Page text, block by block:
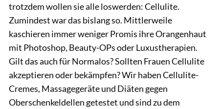
trotzdem wollen sie alle loswerden: Cellulite.
Zumindest war das bislang so. Mittlerweile
kaschieren immer weniger Promis ihre Orangenhaut
mit Photoshop, Beauty-OPs oder Luxustherapien.
Gilt das auch für Normalos? Sollten Frauen Cellulite
akzeptieren oder bekämpfen? Wir haben Cellulite-
Cremes, Massagegeräte und Diäten gegen
Oberschenkeldellen getestet und sind zu dem